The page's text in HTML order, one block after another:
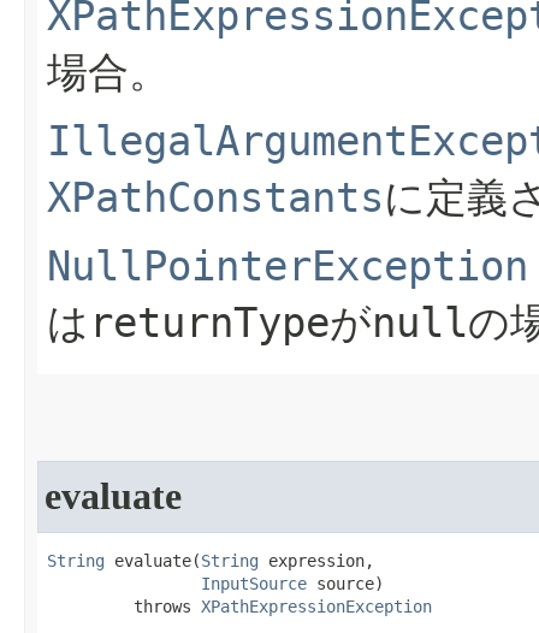
場合。
XPathConstantsに定義
NullPointerException
はreturnTypeがnullの
evaluate
String evaluate​(String expression,
InputSource source)
         throws
XPathExpressionException